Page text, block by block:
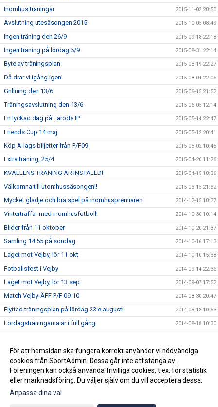
Inomhus träningar 2015-11-03 20:50
Avslutning utesäsongen 2015 2015-10-05 08:49
Ingen träning den 26/9 2015-09-18 22:18
Ingen träning på lördag 5/9. 2015-08-31 22:14
Byte av träningsplan. 2015-08-19 22:27
Då drar vi igång igen! 2015-08-04 22:05
Grillning den 13/6 2015-06-15 21:52
Träningsavslutning den 13/6 2015-06-05 12:14
En lyckad dag på Laröds IP 2015-05-14 22:47
Friends Cup 14 maj 2015-05-12 20:41
Köp A-lags biljetter från P/F09 2015-05-02 10:45
Extra träning, 25/4 2015-04-20 11:26
KVÄLLENS TRÄNING ÄR INSTÄLLD! 2015-04-15 10:36
Välkomna till utomhussäsongen!! 2015-03-15 21:32
Mycket glädje och bra spel på inomhuspremiären 2014-12-15 10:37
Vinterträffar med inomhusfotboll! 2014-10-30 10:14
Bilder från 11 oktober 2014-10-20 21:37
Samling 14:55 på söndag 2014-10-16 17:13
Laget mot Vejby, lör 11 okt 2014-10-10 15:38
Fotbollsfest i Vejby 2014-09-14 22:36
Laget mot Vejby, lör 13 sep 2014-09-07 17:52
Match Vejby-ÄFF P/F 09-10 2014-08-30 20:47
Flyttad träningsplan på lördag 23:e augusti 2014-08-18 10:53
Lördagsträningarna är i full gång 2014-08-18 10:30
Ändrad träningstid 2014-06-07 19:27
P/F09-10 spelar fotboll 2014-05-28 09:16
För att hemsidan ska fungera korrekt använder vi nödvändiga
cookies från SportAdmin. Dessa går inte att stänga av.
Föreningen kan också använda frivilliga cookies, t.ex. för statistik
eller marknadsföring. Du väljer själv om du vill acceptera dessa.
Anpassa dina val